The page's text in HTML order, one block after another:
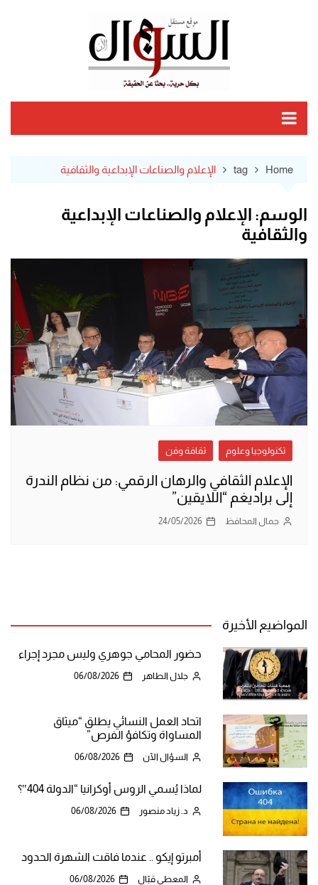
Home
tag الإعلام والصناعات الإبداعية والثقافية
الوسم: الإعلام والصناعات الإبداعية
والثقافية
تكنولوجيا وعلوم ثقافة وفن
الإعلام الثقافي والرهان الرقمي: من نظام الندرة
إلى براديغم “اللايقين”
جمال المحافظ 24/05/2026
المواضيع الأخيرة
حضور المحامي جوهري وليس مجرد إجراء
جلال الطاهر 06/08/2026
اتحاد العمل النسائي يطلق “ميثاق
المساواة وتكافؤ الفرص”
السؤال الآن 06/08/2026
لماذا يُسمي الروس أوكرانيا “الدولة 404″؟
د. زياد منصور 06/08/2026
أمبرتو إيكو .. عندما فاقت الشهرة الحدود
المعطي قبّال 06/08/2026